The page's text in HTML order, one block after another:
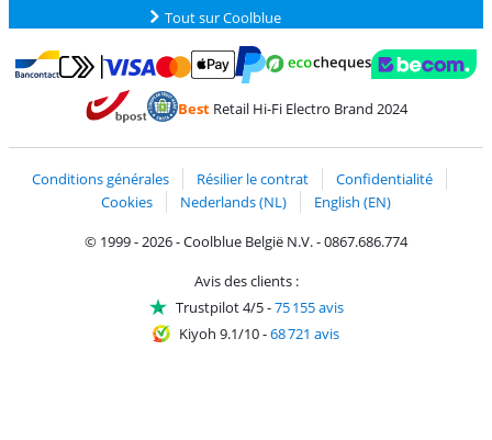
Tout sur Coolblue
Payer avec Bancontact
Payer avec MasterCard et Visa via ClickToPay
Payer avec PayPal
BestRetail Hi-Fi Electro Brand 2024
Conditions générales Résilier le contrat
Confidentialité
Cookies
Nederlands (NL)
English (EN)
© 1999 - 2026 - Coolblue België N.V. - 0867.686.774
Avis des clients :
Trustpilot 4/5-75 155 avis
Kiyoh 9.1/10-68 721 avis